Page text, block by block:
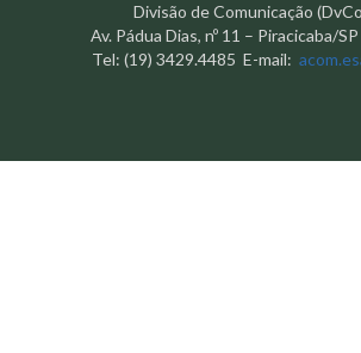
Divisão de Comunicação
Av. Pádua Dias, nº 11 – Piracicaba/
Tel: (19) 3429.4485 E-mail: